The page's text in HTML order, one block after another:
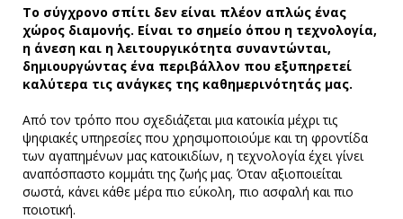
Το σύγχρονο σπίτι δεν είναι πλέον απλώς ένας
χώρος διαμονής. Είναι το σημείο όπου η τεχνολογία,
η άνεση και η λειτουργικότητα συναντώνται,
δημιουργώντας ένα περιβάλλον που εξυπηρετεί
καλύτερα τις ανάγκες της καθημερινότητάς μας.
Από τον τρόπο που σχεδιάζεται μια κατοικία μέχρι τις
ψηφιακές υπηρεσίες που χρησιμοποιούμε και τη φροντίδα
των αγαπημένων μας κατοικιδίων, η τεχνολογία έχει γίνει
αναπόσπαστο κομμάτι της ζωής μας. Όταν αξιοποιείται
σωστά, κάνει κάθε μέρα πιο εύκολη, πιο ασφαλή και πιο
ποιοτική.